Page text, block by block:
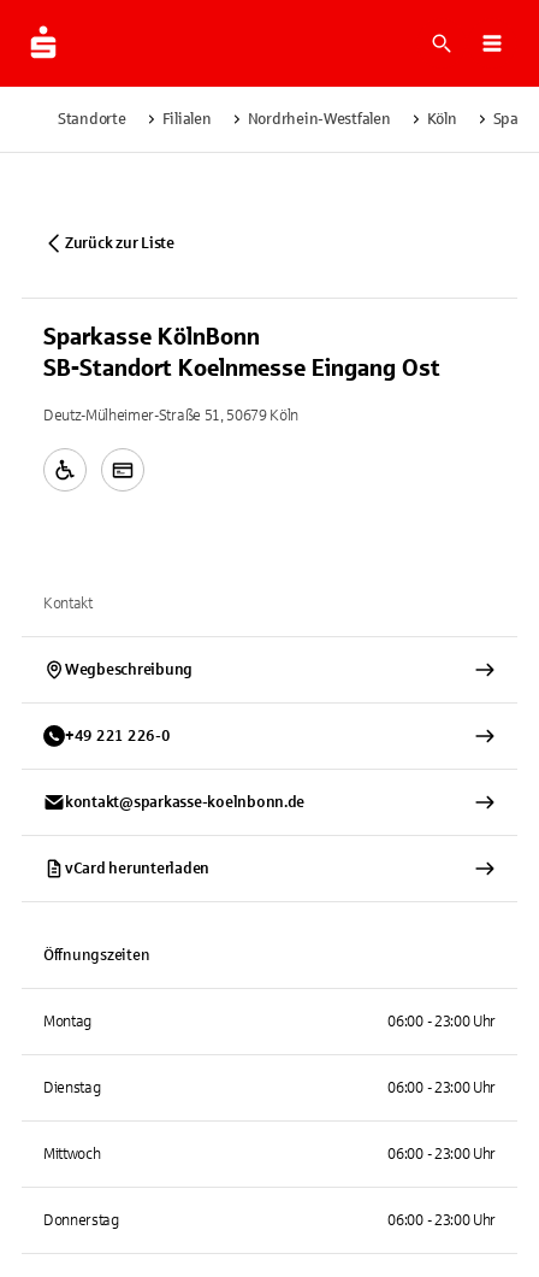
Suche
Standorte Filialen Nordrhein-Westfalen Köln
Zurück zur Liste
Sparkasse KölnBonn
SB-Standort Koelnmesse Eingang Ost
Deutz-Mülheimer-Straße 51, 50679 Köln
Kontakt
Wegbeschreibung
+49 221 226-0
kontakt@sparkasse-koelnbonn.de
vCard herunterladen
Öffnungszeiten
Montag 06:00 - 23:00 Uhr
Dienstag 06:00 - 23:00 Uhr
Mittwoch 06:00 - 23:00 Uhr
Donnerstag 06:00 - 23:00 Uhr